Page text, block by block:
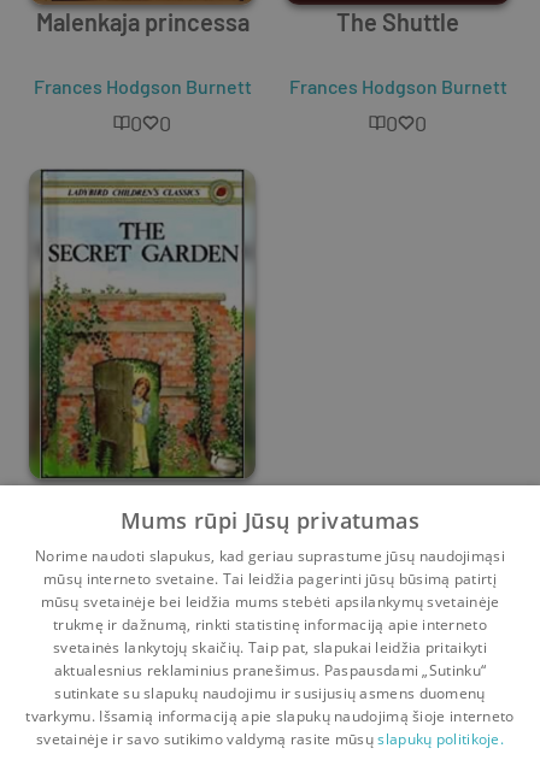
Malenkaja princessa
Frances Hodgson Burnett
0 0
The Shuttle
Frances Hodgson Burnett
0 0
Frances Hodgson Burnett
0 0
Pradinis Krepšelis Pokalbiai Pranešimai Paskyra
Mums rūpi Jūsų privatumas
Norime naudoti slapukus, kad geriau suprastume jūsų naudojimąsi
mūsų interneto svetaine. Tai leidžia pagerinti jūsų būsimą patirtį
mūsų svetainėje bei leidžia mums stebėti apsilankymų svetainėje
trukmę ir dažnumą, rinkti statistinę informaciją apie interneto
svetainės lankytojų skaičių. Taip pat, slapukai leidžia pritaikyti
aktualesnius reklaminius pranešimus. Paspausdami „Sutinku“
sutinkate su slapukų naudojimu ir susijusių asmens duomenų
tvarkymu. Išsamią informaciją apie slapukų naudojimą šioje interneto
svetainėje ir savo sutikimo valdymą rasite mūsųslapukų politikoje.